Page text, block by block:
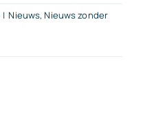
| Nieuws,Nieuws zonder